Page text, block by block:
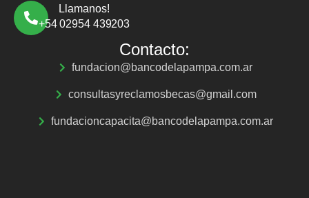
Llamanos!
+54 02954 439203
Contacto:
fundacion@bancodelapampa.com.ar
consultasyreclamosbecas@gmail.com
fundacioncapacita@bancodelapampa.com.ar